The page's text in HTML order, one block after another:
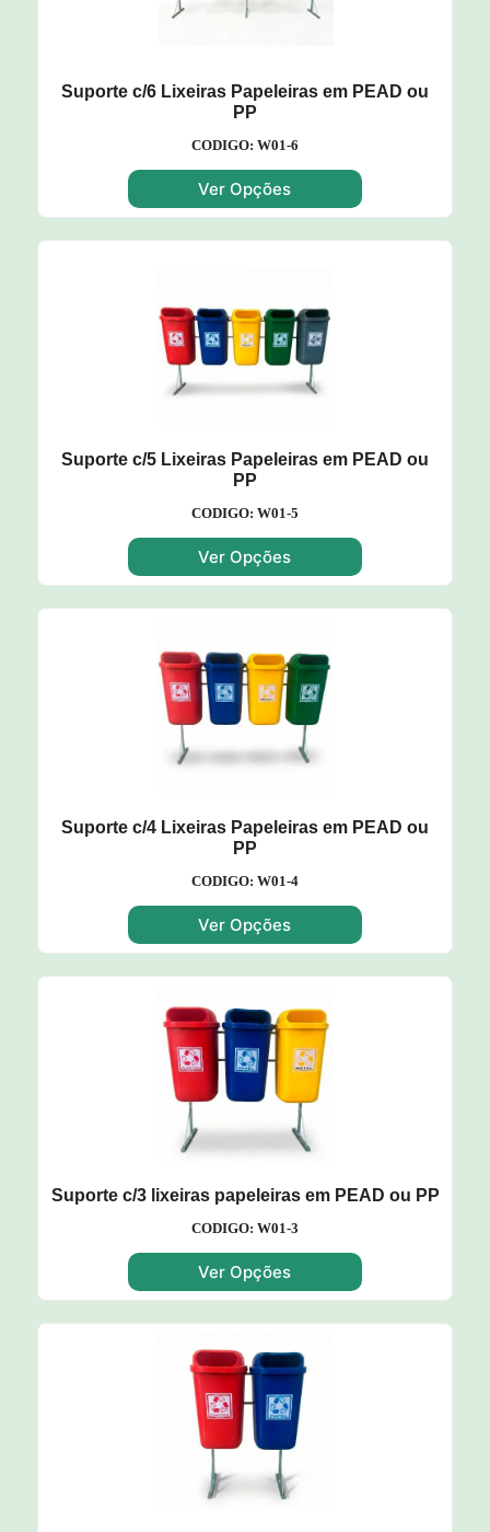
Suporte c/6 Lixeiras Papeleiras em PEAD ou
PP
CODIGO: W01-6
Ver Opções
Suporte c/5 Lixeiras Papeleiras em PEAD ou
PP
CODIGO: W01-5
Ver Opções
Suporte c/4 Lixeiras Papeleiras em PEAD ou
PP
CODIGO: W01-4
Ver Opções
Suporte c/3 lixeiras papeleiras em PEAD ou PP
CODIGO: W01-3
Ver Opções